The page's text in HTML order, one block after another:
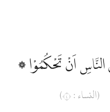
۞ اِنَّ اللّٰهَ يَأْمُرُكُمْ اَنْ تُؤَدُّوا الْاَمٰنٰتِ اِلٰٓى اَهْلِهَاۙ وَاِذَا حَكَمْتُمْ بَيْنَ النَّاسِ اَنْ تَحْكُمُوْا
(النساء : ٤)